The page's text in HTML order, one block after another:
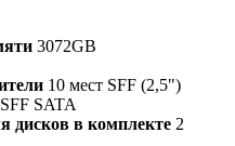
3072GB
10 мест SFF (2,5")
SATA
дисков в комплекте 2